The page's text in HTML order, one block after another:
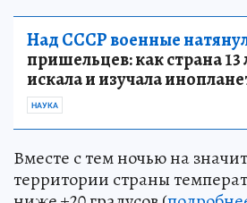
Над СССР военные
пришельцев: как страна 13
искала и изучала
НАУКА
Вместе с тем ночью на
территории страны